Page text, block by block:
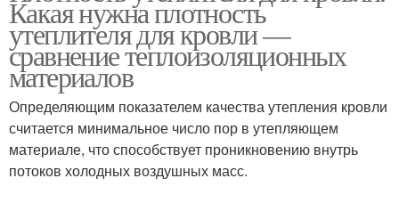
кровли
Утеплитель для
мансарды
Требования к
утеплителю
Базальтовый
Какая нужна плотность
утеплителя для кровли —
сравнение теплоизоляционных
материалов
Определяющим показателем качества утепления кровли
считается минимальное число пор в утепляющем
материале, что способствует проникновению внутрь
потоков холодных воздушных масс.